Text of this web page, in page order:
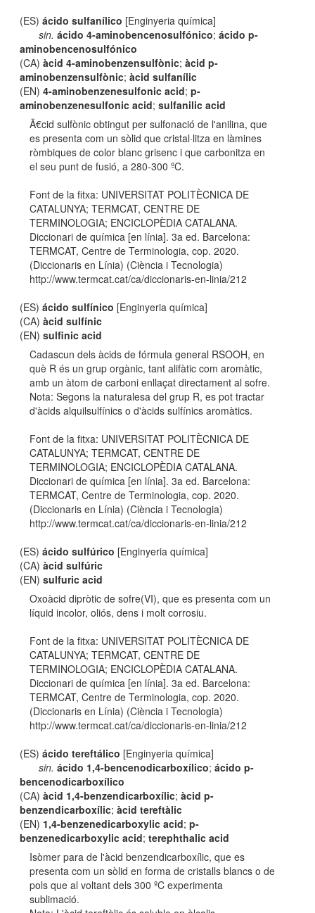
(ES)ácido sulfanílico [Enginyeria química]
sin. ácido 4-aminobencenosulfónico; ácido p-
aminobencenosulfónico
(CA)àcid 4-aminobenzensulfònic;àcid p-
aminobenzensulfònic;àcid sulfanílic
(EN)4-aminobenzenesulfonic acid;p-
aminobenzenesulfonic acid;sulfanilic acid
Ã€cid sulfònic obtingut per sulfonació de l'anilina, que
es presenta com un sòlid que cristal·litza en làmines
ròmbiques de color blanc grisenc i que carbonitza en
el seu punt de fusió, a 280-300 ºC.
Font de la fitxa: UNIVERSITAT POLITÈCNICA DE
CATALUNYA; TERMCAT, CENTRE DE
TERMINOLOGIA; ENCICLOPÈDIA CATALANA.
Diccionari de química [en línia]. 3a ed. Barcelona:
TERMCAT, Centre de Terminologia, cop. 2020.
(Diccionaris en Línia) (Ciència i Tecnologia)
http://www.termcat.cat/ca/diccionaris-en-linia/212
(ES)ácido sulfínico [Enginyeria química]
(CA)àcid sulfínic
(EN)sulfinic acid
Cadascun dels àcids de fórmula general RSOOH, en
què R és un grup orgànic, tant alifàtic com aromàtic,
amb un àtom de carboni enllaçat directament al sofre.
Nota: Segons la naturalesa del grup R, es pot tractar
d'àcids alquilsulfínics o d'àcids sulfínics aromàtics.
Font de la fitxa: UNIVERSITAT POLITÈCNICA DE
CATALUNYA; TERMCAT, CENTRE DE
TERMINOLOGIA; ENCICLOPÈDIA CATALANA.
Diccionari de química [en línia]. 3a ed. Barcelona:
TERMCAT, Centre de Terminologia, cop. 2020.
(Diccionaris en Línia) (Ciència i Tecnologia)
http://www.termcat.cat/ca/diccionaris-en-linia/212
(ES)ácido sulfúrico [Enginyeria química]
(CA)àcid sulfúric
(EN)sulfuric acid
Oxoàcid dipròtic de sofre(VI), que es presenta com un
líquid incolor, oliós, dens i molt corrosiu.
Font de la fitxa: UNIVERSITAT POLITÈCNICA DE
CATALUNYA; TERMCAT, CENTRE DE
TERMINOLOGIA; ENCICLOPÈDIA CATALANA.
Diccionari de química [en línia]. 3a ed. Barcelona:
TERMCAT, Centre de Terminologia, cop. 2020.
(Diccionaris en Línia) (Ciència i Tecnologia)
http://www.termcat.cat/ca/diccionaris-en-linia/212
(ES)ácido tereftálico [Enginyeria química]
sin. ácido 1,4-bencenodicarboxílico; ácido p-
bencenodicarboxílico
(CA)àcid 1,4-benzendicarboxílic;àcid p-
benzendicarboxílic;àcid tereftàlic
(EN) 1,4-benzenedicarboxylic acid;p-
benzenedicarboxylic acid;terephthalic acid
Isòmer para de l'àcid benzendicarboxílic, que es
presenta com un sòlid en forma de cristalls blancs o de
pols que al voltant dels 300 ºC experimenta
sublimació.